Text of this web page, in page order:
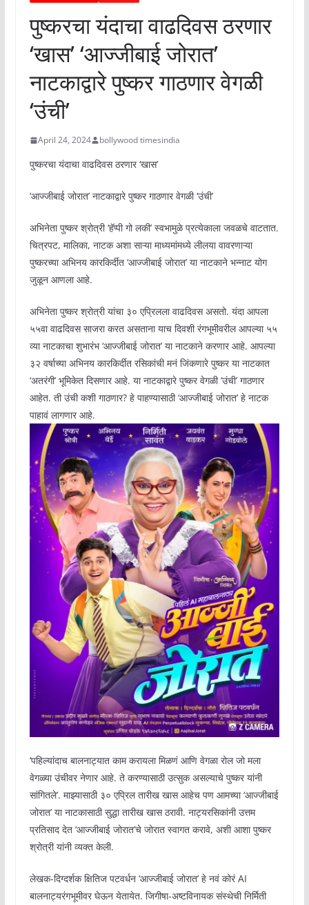
पुष्करचा यंदाचा वाढदिवस ठरणार
‘खास’ ‘आज्जीबाई जोरात’
नाटकाद्वारे पुष्कर गाठणार वेगळी
‘उंची’
April 24, 2024 bollywood timesindia
पुष्करचा यंदाचा वाढदिवस ठरणार ‘खास’
‘आज्जीबाई जोरात’ नाटकाद्वारे पुष्कर गाठणार वेगळी ‘उंची’
अभिनेता पुष्कर श्रोत्री ‘हॅप्पी गो लकी’ स्वभामुळे प्रत्येकाला जवळचे वाटतात.
चित्रपट, मालिका, नाटक अशा साऱ्या माध्यमांमध्ये लीलया वावरणाऱ्या
पुष्करच्या अभिनय कारकिर्दीत ‘आज्जीबाई जोरात’ या नाटकाने भन्नाट योग
जुळून आणला आहे.
अभिनेता पुष्कर श्रोत्री यांचा ३० एप्रिलला वाढदिवस असतो. यंदा आपला
५५वा वाढदिवस साजरा करत असताना याच दिवशी रंगभूमीवरील आपल्या ५५
व्या नाटकाचा शुभारंभ ‘आज्जीबाई जोरात’ या नाटकाने करणार आहे. आपल्या
३२ वर्षाच्या अभिनय कारकिर्दीत रसिकांची मनं जिंकणारे पुष्कर या नाटकात
‘अतरंगी’ भूमिकेत दिसणार आहे. या नाटकाद्वारे पुष्कर वेगळी ‘उंची’ गाठणार
आहेत. ती उंची कशी गाठणार? हे पाहण्यासाठी ‘आज्जीबाई जोरात’ हे नाटक
पाहावं लागणार आहे.
‘पहिल्यांदाच बालनाट्यात काम करायला मिळणं आणि वेगळा रोल जो मला
वेगळ्या उंचीवर नेणार आहे. ते करण्यासाठी उत्सुक असल्याचे पुष्कर यांनी
सांगितले’. माझ्यासाठी ३० एप्रिल तारीख खास आहेच पण आमच्या ‘आज्जीबाई
जोरात’ या नाटकासाठी सुद्धा तारीख खास ठरावी. नाट्यरसिकांनी उत्तम
प्रतिसाद देत ‘आज्जीबाई जोरात’चे जोरात स्वागत करावे, अशी आशा पुष्कर
श्रोत्री यांनी व्यक्त केली.
लेखक-दिग्दर्शक क्षितिज पटवर्धन ‘आज्जीबाई जोरात’ हे नवं कोरं AI
बालनाट्यरंगभूमीवर घेऊन येतायेत. जिगीषा-अष्टविनायक संस्थेची निर्मिती